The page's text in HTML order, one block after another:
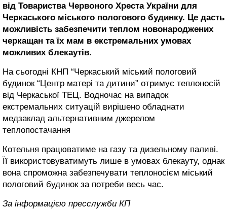
від Товариства Червоного Хреста України для
Черкаського міського пологового будинку. Це дасть
можливість забезпечити теплом новонароджених
черкащан та їх мам в екстремальних умовах
можливих блекаутів.
На сьогодні КНП “Черкаський міський пологовий
будинок “Центр матері та дитини” отримує теплоносій
від Черкаської ТЕЦ. Водночас на випадок
екстремальних ситуацій вирішено обладнати
медзаклад альтернативним джерелом
теплопостачання
Котельня працюватиме на газу та дизельному паливі.
Її використовуватимуть лише в умовах блекауту, однак
вона спроможна забезпечувати теплоносієм міський
пологовий будинок за потреби весь час.
За інформацією пресслужби КП